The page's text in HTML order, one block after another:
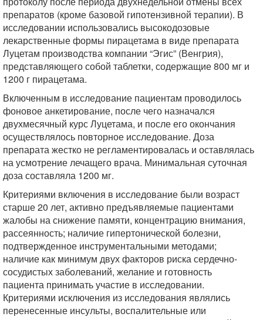
препаратов (кроме базовой гипотензивной терапии). В
исследовании использовались высокодозовые
лекарственные формы пирацетама в виде препарата
Луцетам производства компании “Эгис” (Венгрия),
представляющего собой таблетки, содержащие 800 мг и
1200 г пирацетама.
Включенным в исследование пациентам проводилось
фоновое анкетирование, после чего назначался
двухмесячный курс Луцетама, и после его окончания
осуществлялось повторное исследование. Доза
препарата жестко не регламентировалась и оставлялась
на усмотрение лечащего врача. Минимальная суточная
доза составляла 1200 мг.
Критериями включения в исследование были возраст
старше 20 лет, активно предъявляемые пациентами
жалобы на снижение памяти, концентрацию внимания,
рассеянность; наличие гипертонической болезни,
подтвержденное инструментальными методами;
наличие как минимум двух факторов риска сердечно-
сосудистых заболеваний, желание и готовность
пациента принимать участие в исследовании.
Критериями исключения из исследования являлись
перенесенные инсульты, воспалительные или